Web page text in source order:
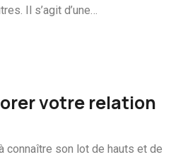
Il s’agit d’une…
votre relation
connaître son lot de hauts et de